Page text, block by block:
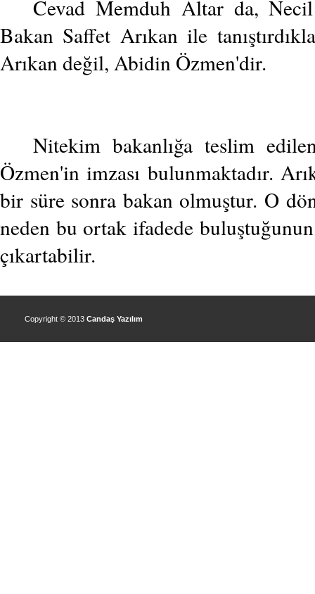
Cevad Memduh Altar da,
Bakan Saffet Arıkan ile
Arıkan değil, Abidin Özmen'dir.
Nitekim bakanlığa teslim
Özmen'in imzası bulunmaktadır.
bir süre sonra bakan olmuştur. O
neden bu ortak ifadede
çıkartabilir.
Copyright © 2013 Candaş Yazılım